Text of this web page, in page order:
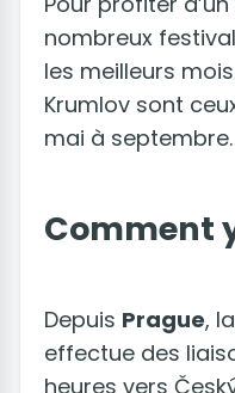
nombreux
les meilleurs
Krumlov sont
mai à septembre.
Comment
Depuis Prague,
effectue des
heures vers